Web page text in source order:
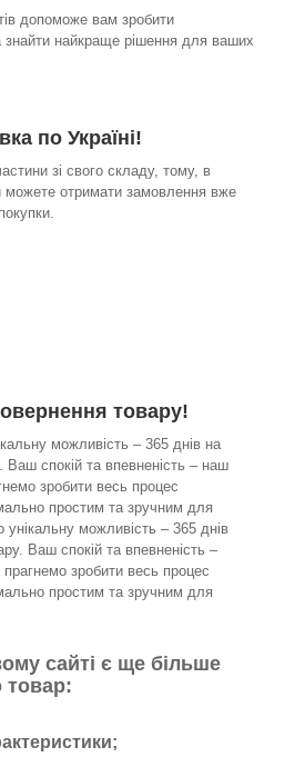
допоможе вам зробити
знайти найкраще рішення для ваших
по Україні!
зі свого складу, тому, в
можете отримати замовлення вже
товару!
можливість – 365 днів на
Ваш спокій та впевненість – наш
зробити весь процес
простим та зручним для
можливість – 365 днів
Ваш спокій та впевненість –
прагнемо зробити весь процес
простим та зручним для
сайті є ще більше
товар: